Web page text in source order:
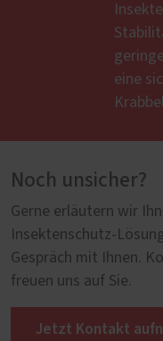
eine
Noch unsicher?
Gerne erläutern wir
Insektenschutz-
Gespräch mit Ihnen.
freuen uns auf Sie.
Jetzt Kontakt